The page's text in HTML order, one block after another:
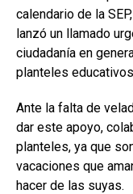
calendario de la
lanzó un llamado
ciudadanía en
planteles
Ante la falta de
dar este apoyo,
planteles, ya que
vacaciones que
hacer de las suyas.